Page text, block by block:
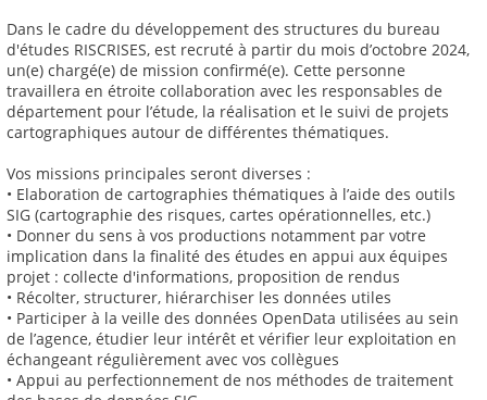
Dans le cadre du développement des structures du bureau
d'études RISCRISES, est recruté à partir du mois d’octobre 2024,
un(e) chargé(e) de mission confirmé(e). Cette personne
travaillera en étroite collaboration avec les responsables de
département pour l’étude, la réalisation et le suivi de projets
cartographiques autour de différentes thématiques.
Vos missions principales seront diverses :
• Elaboration de cartographies thématiques à l’aide des outils
SIG (cartographie des risques, cartes opérationnelles, etc.)
• Donner du sens à vos productions notamment par votre
implication dans la finalité des études en appui aux équipes
projet : collecte d'informations, proposition de rendus
• Récolter, structurer, hiérarchiser les données utiles
• Participer à la veille des données OpenData utilisées au sein
de l’agence, étudier leur intérêt et vérifier leur exploitation en
échangeant régulièrement avec vos collègues
• Appui au perfectionnement de nos méthodes de traitement